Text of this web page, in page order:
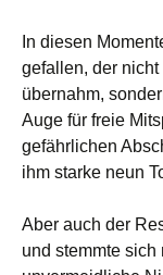
In diesen
gefallen, der
übernahm,
Auge für freie
gefährlichen
ihm starke neun
Aber auch der
und stemmte